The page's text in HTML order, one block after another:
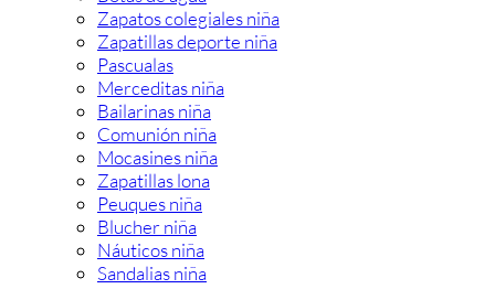
Zapatos colegiales niña
Zapatillas deporte niña
Pascualas
Merceditas niña
Bailarinas niña
Comunión niña
Mocasines niña
Zapatillas lona
Peuques niña
Blucher niña
Náuticos niña
Sandalias niña